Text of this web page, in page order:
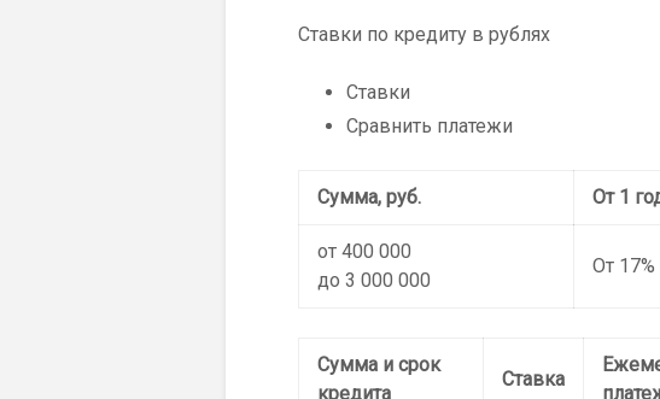
Cтавки по кредиту в рублях
Ставки
Сравнить платежи
Сумма, руб. От 1
от 400 000
до 3 000 000
От 17%
Сумма и срок
кредита
Ставка